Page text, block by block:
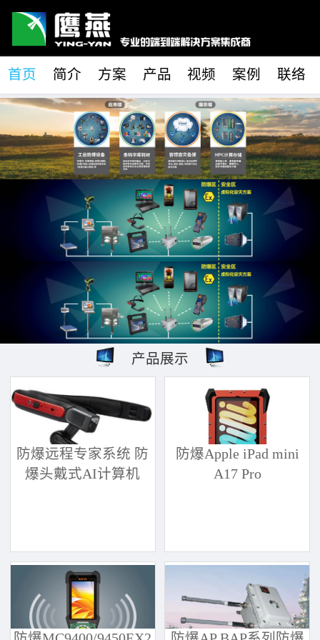
首页 简介 方案 产品 视频 案例 联络
产品展示
防爆远程专家系统 防
爆头戴式AI计算机
防爆Apple iPad mini
A17 Pro